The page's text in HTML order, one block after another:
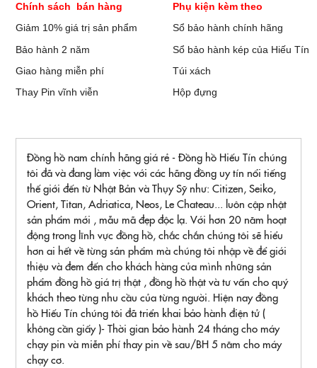
Chính sách bán hàng
Phụ kiện kèm theo
Giảm 10% giá trị sản phẩm
Sổ bảo hành chính hãng
Bảo hành 2 năm
Sổ bảo hành kép của Hiếu Tín
Giao hàng miễn phí
Túi xách
Thay Pin vĩnh viễn
Hộp đựng
Đồng hồ nam chính hãng giá rẻ - Đồng hồ Hiếu Tín chúng
tôi đã và đang làm việc với các hãng đồng uy tín nổi tiếng
thế giới đến từ Nhật Bản và Thụy Sỹ như: Citizen, Seiko,
Orient, Titan, Adriatica, Neos, Le Chateau... luôn cập nhật
sản phẩm mới , mẫu mã đẹp độc lạ. Với hơn 20 năm hoạt
động trong lĩnh vực đồng hồ, chắc chắn chúng tôi sẽ hiểu
hơn ai hết về từng sản phẩm mà chúng tôi nhập về để giới
thiệu và đem đến cho khách hàng của mình những sản
phẩm đồng hồ giá trị thật , đồng hồ thật và tư vấn cho quý
khách theo từng nhu cầu của từng người. Hiện nay đồng
hồ Hiếu Tín chúng tôi đã triển khai bảo hành điện tử (
không cần giấy )- Thời gian bảo hành 24 tháng cho máy
chạy pin và miễn phí thay pin về sau/BH 5 năm cho máy
chạy cơ.